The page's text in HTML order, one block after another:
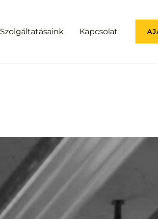
Szolgáltatásaink Kapcsolat